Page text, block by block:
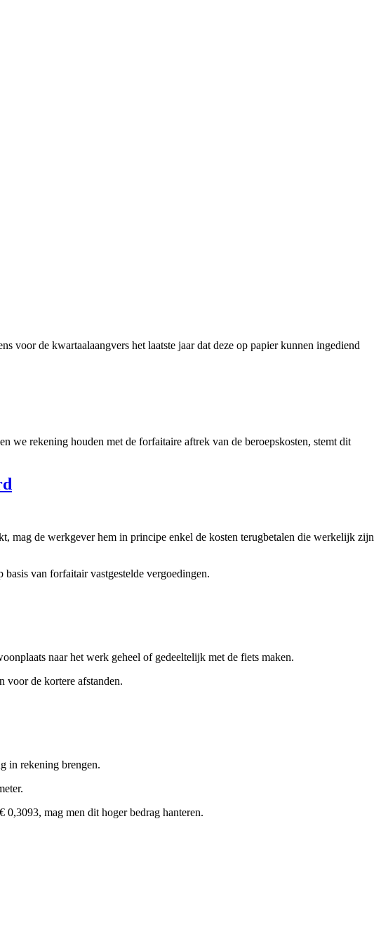
voor de kwartaalaangvers het laatste jaar dat deze op papier kunnen ingediend
we rekening houden met de forfaitaire aftrek van de beroepskosten, stemt dit
mag de werkgever hem in principe enkel de kosten terugbetalen die werkelijk zijn
van forfaitair vastgestelde vergoedingen.
naar het werk geheel of gedeeltelijk met de fiets maken.
voor de kortere afstanden.
in rekening brengen.
0,3093, mag men dit hoger bedrag hanteren.